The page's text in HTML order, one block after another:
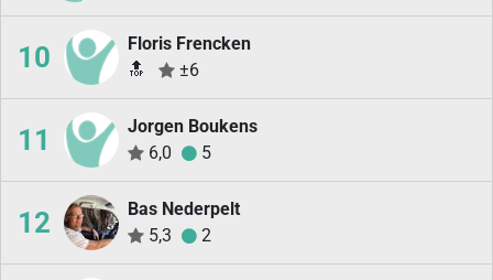
10
Floris Frencken
🔝
±6
11
Jorgen Boukens
6,0
5
12
Bas Nederpelt
5,3
2